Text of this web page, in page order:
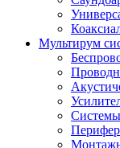
Мультирум
Системы